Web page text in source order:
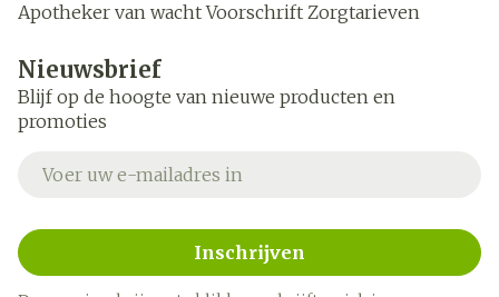
Apotheker van wacht Voorschrift Zorgtarieven
Nieuwsbrief
Blijf op de hoogte van nieuwe producten en
promoties
Inschrijven